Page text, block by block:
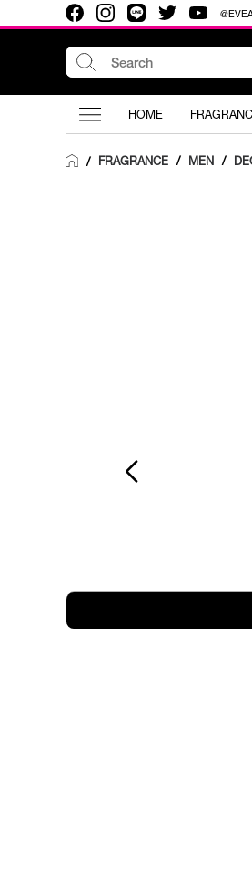
HOME
/ FRAGRANCE / MEN /